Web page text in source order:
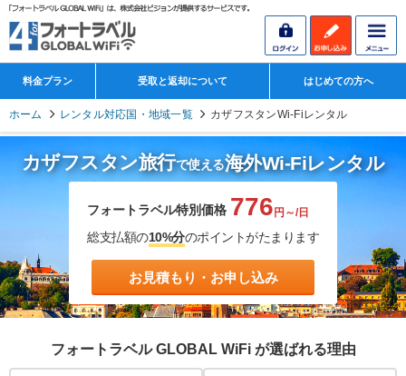
料金プラン 受取と返却について はじめての方へ
ホーム レンタル対応国・地域一覧 カザフスタンWi-Fiレンタル
カザフスタン旅行で使える海外Wi-Fiレンタル
フォートラベル特別価格 776円～/日
総支払額の10%分のポイントがたまります
お見積もり・お申し込み
フォートラベル GLOBAL WiFi が選ばれる理由